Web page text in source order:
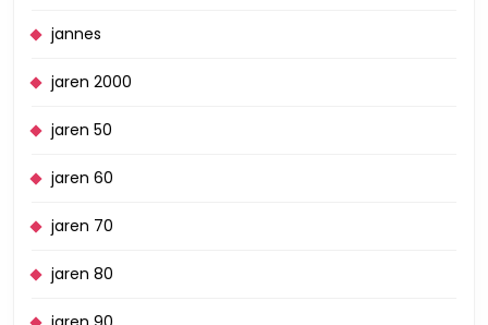
jannes
jaren 2000
jaren 50
jaren 60
jaren 70
jaren 80